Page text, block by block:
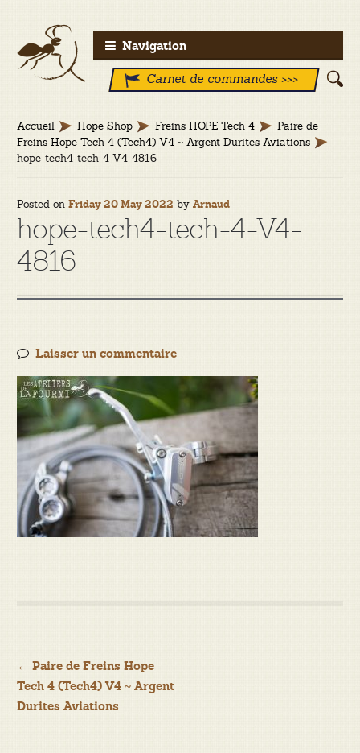
Aller
à
Aller
au
contenu
Navigation
Carnet de commandes >>>
Accueil Hope Shop Freins HOPE Tech 4
Paire de
Freins Hope Tech 4 (Tech4) V4 ~ Argent Durites Aviations
hope-tech4-tech-4-V4-4816
Posted on Friday 20 May 2022 by Arnaud
hope-tech4-tech-4-V4-
4816
Laisser un commentaire
Navigation
de
← Paire de Freins Hope
Tech 4 (Tech4) V4 ~ Argent
Durites Aviations